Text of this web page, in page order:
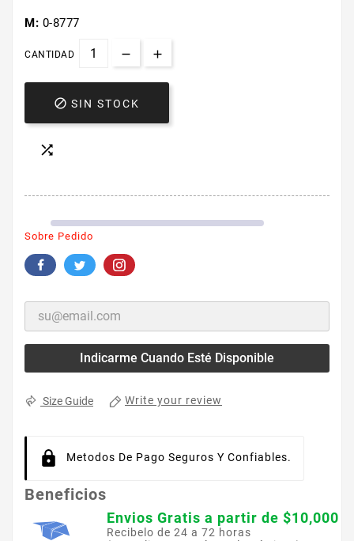
M: 0-8777
CANTIDAD
 SIN STOCK

Sobre Pedido
Indicarme Cuando Esté Disponible
Size Guide Write your review
Metodos De Pago Seguros Y Confiables.
Beneficios
Envios Gratis a partir de $10,000
Recibelo de 24 a 72 horas